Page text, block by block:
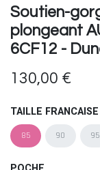
Soutien-
plongeant
6CF12 -
130,00 €
TAILLE FRANCAISE
85 90 95